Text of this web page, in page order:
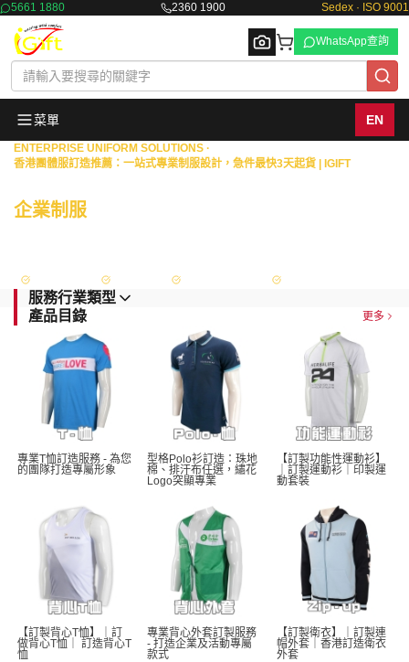
5661 1880 2360 1900 Sedex · ISO 9001
Browse
WhatsApp查詢
菜單 EN
ENTERPRISE UNIFORM SOLUTIONS ·
香港團體服訂造推薦：一站式專業制服設計，急件最快3天起貨 | IGIFT
企業制服
服務行業類型
產品目錄
更多
專業T恤訂造服務 - 為您
的團隊打造專屬形象
型格Polo衫訂造：珠地
棉、排汗布任選，繡花
Logo突顯專業
【訂製功能性運動衫】
｜訂製運動衫｜印製運
動套裝
【訂製背心T恤】｜訂
做背心T恤｜ 訂造背心T
恤
專業背心外套訂製服務
- 打造企業及活動專屬
款式
【訂製衛衣】｜訂製連
帽外套｜香港訂造衛衣
外套